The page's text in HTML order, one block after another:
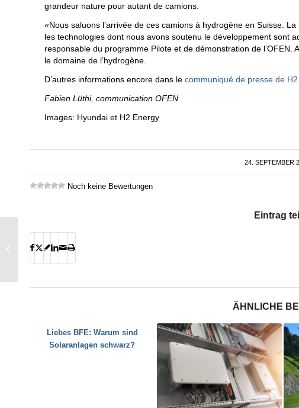
grandeur nature pour autant de camions.
«Nous saluons l’arrivée de ces camions à hydrogène en Suisse.
les technologies dont nous avons soutenu le développement sont
responsable du programme Pilote et de démonstration de l’OFEN.
le domaine de l’hydrogène.
D’autres informations encore dans le communiqué de presse de H2
Fabien Lüthi, communication OFEN
Images: Hyundai et H2 Energy
24. SEPTEMBER
/
Noch keine Bewertungen
Eintrag
ÄHNLICHE
Liebes BFE: Warum sind
Solaranlagen schwarz?
Möglichkeiten
ausschöpfen»